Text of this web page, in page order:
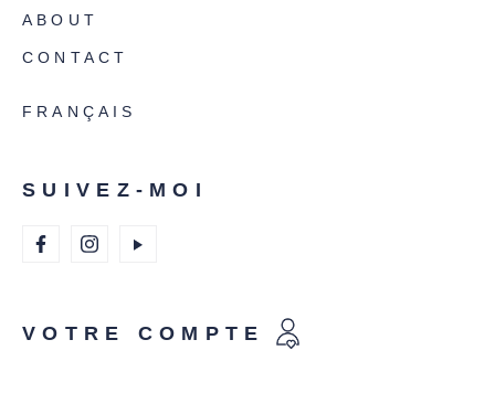
ABOUT
CONTACT
FRANÇAIS
SUIVEZ-MOI
VOTRE COMPTE